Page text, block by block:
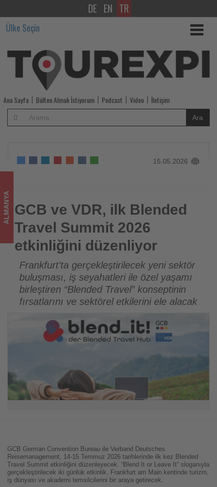
GCB
ve
VDR,
ilk
Blended
Travel
Summit
2026
etkinliğini
düzenliyor
-
Tourexpi,
sizler
için
turizmde
olup
bitenleri
takip
DE EN TR
Ülke Seçin
Ana Sayfa Bülten Almak İstiyorum Podcast Video İletişim
Ara
15.05.2026
GCB ve VDR, ilk Blended Travel Summit 2026 etkinliğini
düzenliyor
ALMANYA GCB ve VDR, ilk Blended
Travel Summit 2026
etkinliğini düzenliyor
Frankfurt’ta gerçekleştirilecek yeni sektör
buluşması, iş seyahatleri ile özel yaşamı
birleştiren “Blended Travel” konseptinin
fırsatlarını ve sektörel etkilerini ele alacak
GCB German Convention Bureau ile Verband Deutsches
Reisemanagement, 14-15 Temmuz 2026 tarihlerinde ilk kez Blended
Travel Summit etkinliğini düzenleyecek. “Blend It or Leave It” sloganıyla
gerçekleştirilecek iki günlük etkinlik, Frankfurt am Main kentinde turizm,
iş dünyası ve akademi temsilcilerini bir araya getirecek.